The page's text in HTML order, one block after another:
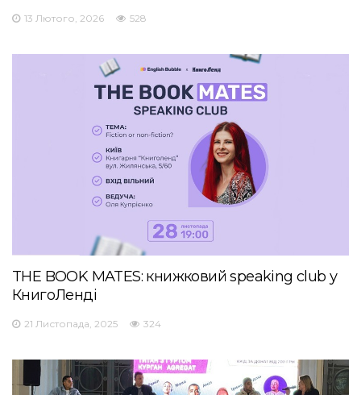
13 Лютого, 2026 528
THE BOOK MATES: книжковий speaking club у
КнигоЛенді
21 Листопада, 2025 324